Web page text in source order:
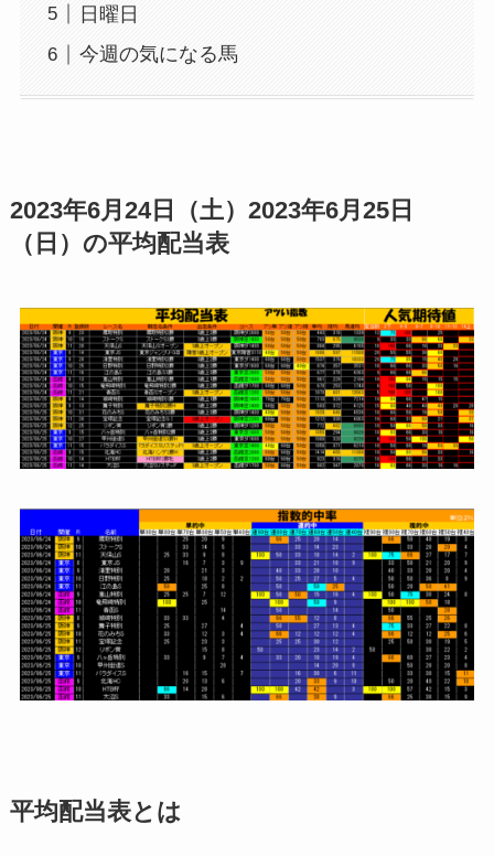
日曜日
今週の気になる馬
2023年6月24日（土）2023年6月25日
（日）の平均配当表
平均配当表とは